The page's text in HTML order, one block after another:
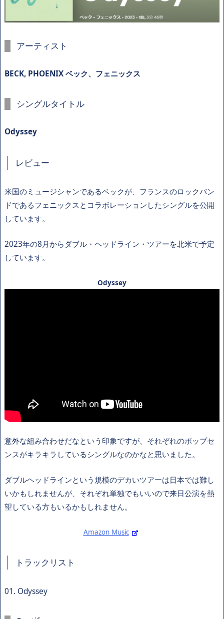
アーティスト
BECK, PHOENIX ベック、フェニックス
シングルタイトル
Odyssey
レビュー
米国のミュージシャンであるベックが、フランスのロックバン
ドであるフェニックスとコラボレーションしたシングルを公開
しています。
2023年の8月からダブル・ヘッドライン・ツアーを北米で予定
しています。
Odyssey
意外な組み合わせだなという印象ですが、それぞれのポップセ
ンスがキラキラしているシングルなのかなと思いました。
ダブルヘッドラインという規模のデカいツアーは日本では難し
いかもしれませんが、それぞれ単独でもいいので来日公演を熱
望している方もいるかもしれません。
Amazon Music
トラックリスト
01. Odyssey